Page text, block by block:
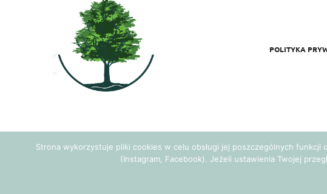
POLITYKA
Strona wykorzystuje pliki cookies w celu obsługi jej poszczególnych
(Instagram, Facebook). Jeżeli ustawienia Twojej